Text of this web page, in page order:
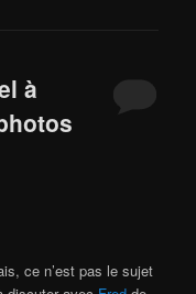
à
ce n’est pas le sujet